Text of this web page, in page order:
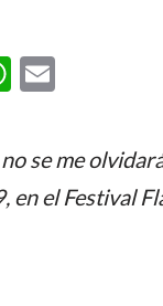
W
at
s
A
ail
no se me
en el Festival